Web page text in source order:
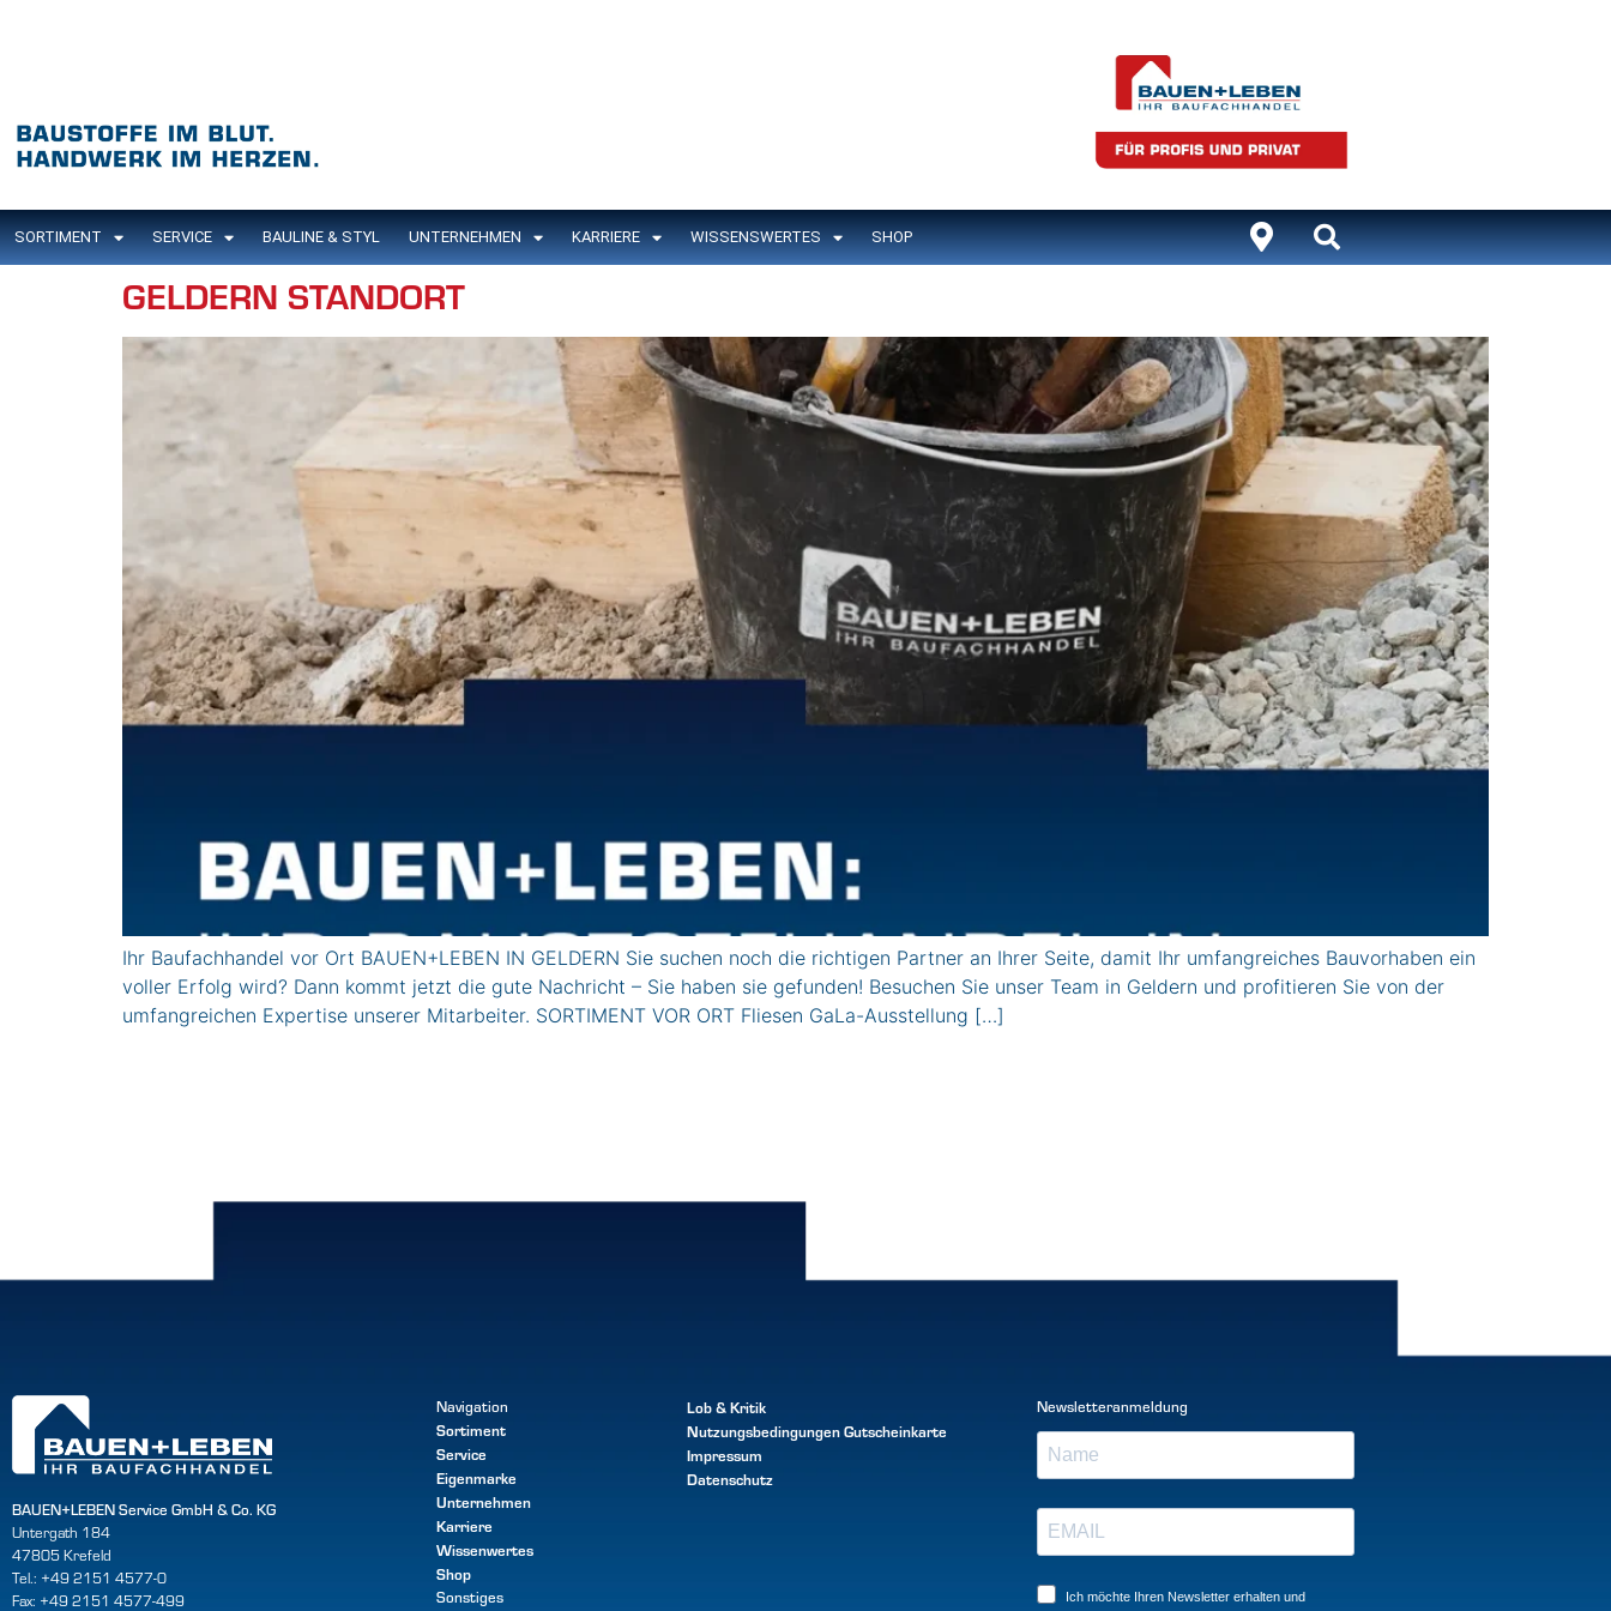
SORTIMENT SERVICE BAULINE & STYL UNTERNEHMEN KARRIERE WISSENSWERTES SHOP
GELDERN STANDORT
Ihr Baufachhandel vor Ort BAUEN+LEBEN IN GELDERN Sie suchen noch die richtigen Partner an Ihrer Seite, damit Ihr umfangreiches Bauvorhaben ein
voller Erfolg wird? Dann kommt jetzt die gute Nachricht – Sie haben sie gefunden! Besuchen Sie unser Team in Geldern und profitieren Sie von der
umfangreichen Expertise unserer Mitarbeiter. SORTIMENT VOR ORT Fliesen GaLa-Ausstellung […]
BAUEN+LEBEN Service GmbH & Co. KG
Untergath 184
47805 Krefeld
Tel.: +49 2151 4577-0
Fax: +49 2151 4577-499
Navigation
Sortiment
Service
Eigenmarke
Unternehmen
Karriere
Wissenwertes
Shop
Sonstiges
Lob & Kritik
NutzungsbedingungenGutscheinkarte
Impressum
Datenschutz
Newsletteranmeldung
Ich möchte Ihren Newsletter erhalten und